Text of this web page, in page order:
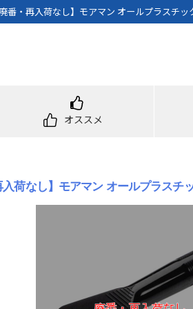
番・再入荷なし】モアマン オールプラスチ
オススメ
荷なし】モアマン オールプラスチ